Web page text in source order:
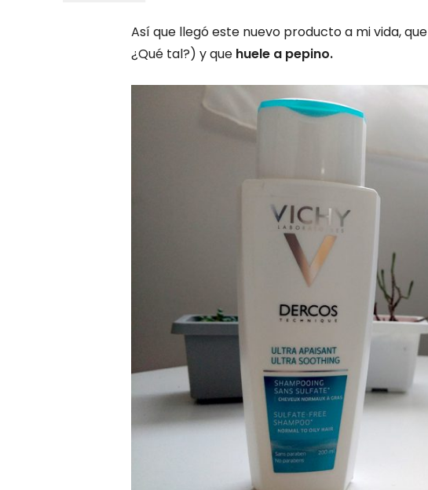
Así que llegó este nuevo producto a mi vida, que
¿Qué tal?) y que huele a pepino.